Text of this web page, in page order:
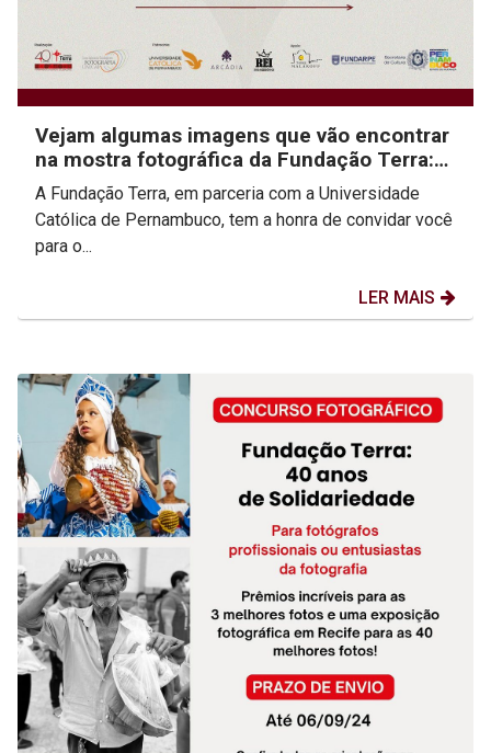
Vejam algumas imagens que vão encontrar
na mostra fotográfica da Fundação Terra:
40 anos de...
A Fundação Terra, em parceria com a Universidade
Católica de Pernambuco, tem a honra de convidar você
para o...
LER MAIS